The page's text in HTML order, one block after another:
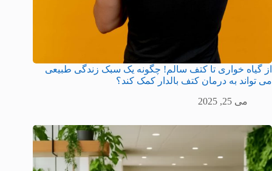
از گیاه‌ خواری تا کتف سالم! چگونه یک سبک زندگی طبیعی
می ‌تواند به درمان کتف بالدار کمک کند؟
می 25, 2025